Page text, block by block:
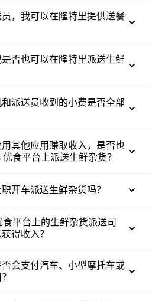
，我可以在隆特里提供送餐
否也可以在隆特里派送生鲜
派送员收到的小费是否全部
其他应用赚取收入，是否也
食平台上派送生鲜杂货？
开车派送生鲜杂货吗？
平台上的生鲜杂货派送司
得收入？
会支付汽车、小型摩托车或